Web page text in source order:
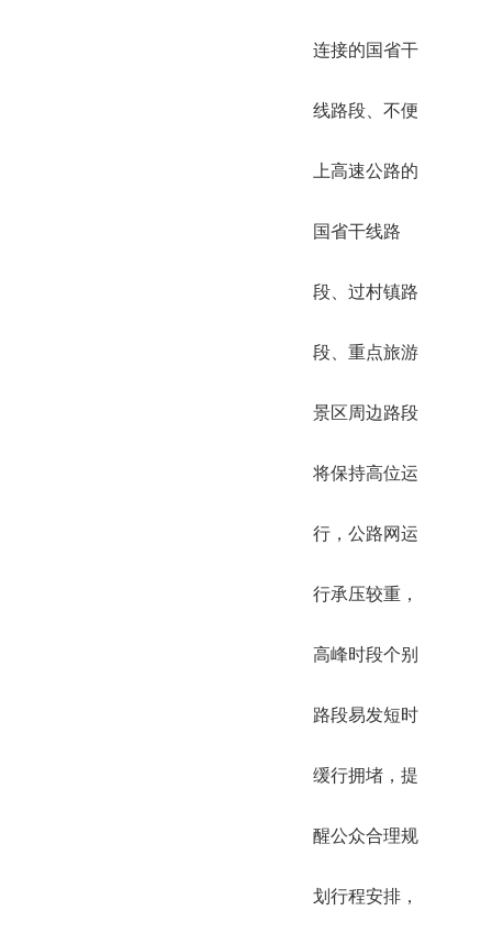
连接的国省干
线路段、不便
上高速公路的
国省干线路
段、过村镇路
段、重点旅游
景区周边路段
将保持高位运
行，公路网运
行承压较重，
高峰时段个别
路段易发短时
缓行拥堵，提
醒公众合理规
划行程安排，